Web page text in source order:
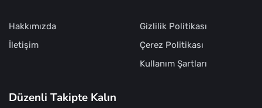
Hakkımızda
İletişim
Gizlilik Politikası
Çerez Politikası
Kullanım Şartları
Düzenli Takipte Kalın